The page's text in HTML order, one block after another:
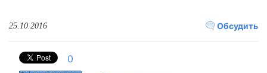
Обсудить
25.10.2016
0